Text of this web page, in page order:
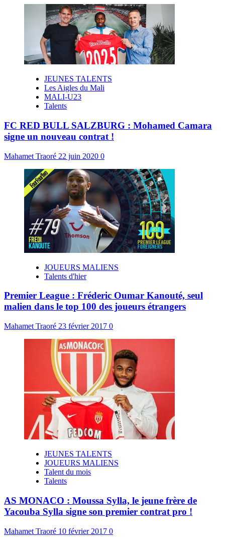
JEUNES TALENTS
Les Aigles du Mali
MALI-U23
Talents
FC RED BULL SALZBURG : Mohamed Camara
signe un nouveau contrat !
Mahamet Traoré 22 juin 2020 0
JOUEURS MALIENS
Talents d'hier
Premier League : Fréderic Oumar Kanouté, seul
malien dans le top 100 des joueurs étrangers
Mahamet Traoré 23 février 2017 0
JEUNES TALENTS
JOUEURS MALIENS
Talent du mois
Talents
AS MONACO : Moussa Sylla, le jeune frère de
Yacouba Sylla signe son premier contrat pro !
Mahamet Traoré 10 février 2017 0